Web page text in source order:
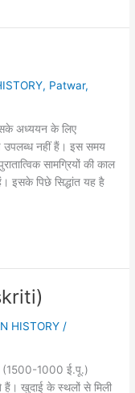
, Patwar,
अध्ययन के लिए
उपलब्ध नहीं हैं। इस समय
सामग्रियों की काल
इसके पिछे सिद्धांत यह है
HISTORY /
(1500-1000 ई.पू.)
हैं। खुदाई के स्थलों से मिली